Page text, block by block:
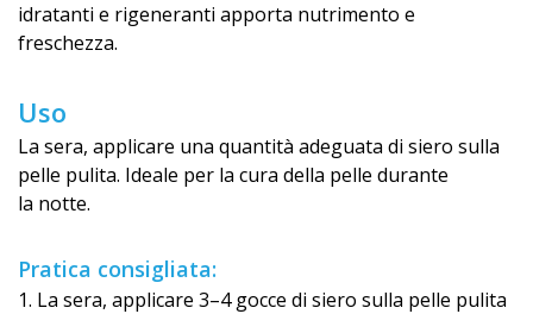
idratanti e rigeneranti apporta nutrimento e
freschezza.
Uso
La sera, applicare una quantità adeguata di siero sulla
pelle pulita. Ideale per la cura della pelle durante
la notte.
Pratica consigliata:
1️. La sera, applicare 3–4 gocce di siero sulla pelle pulita